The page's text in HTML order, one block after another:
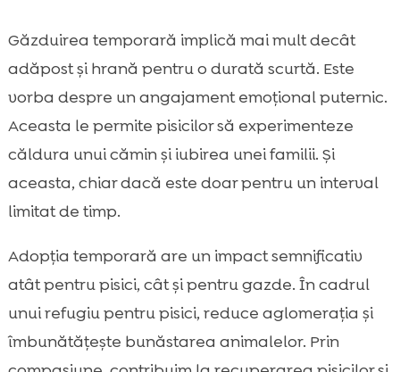
Găzduirea temporară implică mai mult decât
adăpost și hrană pentru o durată scurtă. Este
vorba despre un angajament emoțional puternic.
Aceasta le permite pisicilor să experimenteze
căldura unui cămin și iubirea unei familii. Și
aceasta, chiar dacă este doar pentru un interval
limitat de timp.
Adopția temporară are un impact semnificativ
atât pentru pisici, cât și pentru gazde. În cadrul
unui refugiu pentru pisici, reduce aglomerația și
îmbunătățește bunăstarea animalelor. Prin